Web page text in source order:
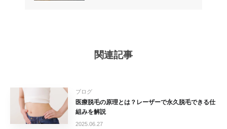
関連記事
ブログ
医療脱毛の原理とは？レーザーで永久脱毛できる仕
組みを解説
2025.06.27